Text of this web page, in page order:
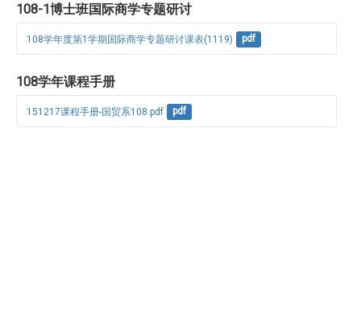
108-1博士班国际商学专题研讨
108学年度第1学期国际商学专题研讨课表(1119) pdf
108学年课程手册
151217课程手册-国贸系108.pdf pdf